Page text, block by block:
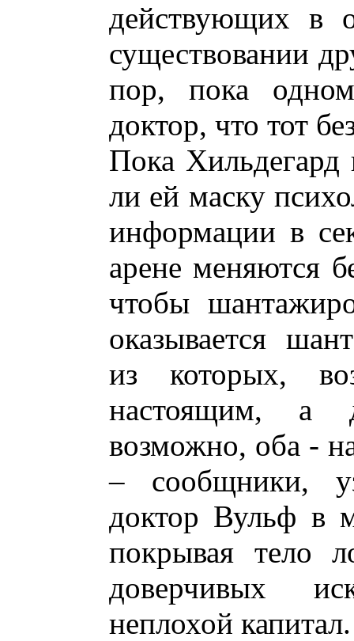
действующих в
существовании
пор, пока
доктор, что тот
Пока Хильдегард
ли ей маску
информации в
арене меняются
чтобы
оказывается
из которых,
настоящим, а
возможно, оба -
– сообщники,
доктор Вульф в
покрывая тело
доверчивых
неплохой капитал.